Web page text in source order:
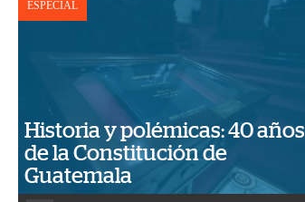
ESPECIAL
Historia y polémicas: 40 años
de la Constitución de
Guatemala